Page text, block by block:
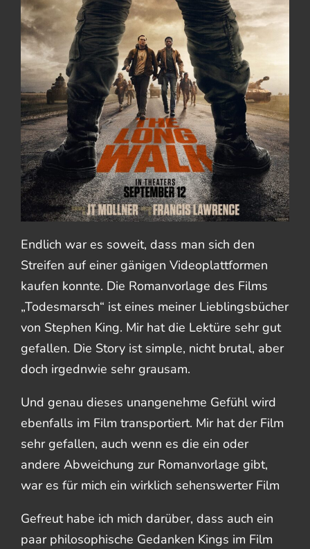
Endlich war es soweit, dass man sich den
Streifen auf einer gänigen Videoplattformen
kaufen konnte. Die Romanvorlage des Films
„Todesmarsch“ ist eines meiner Lieblingsbücher
von Stephen King. Mir hat die Lektüre sehr gut
gefallen. Die Story ist simple, nicht brutal, aber
doch irgednwie sehr grausam.
Und genau dieses unangenehme Gefühl wird
ebenfalls im Film transportiert. Mir hat der Film
sehr gefallen, auch wenn es die ein oder
andere Abweichung zur Romanvorlage gibt,
war es für mich ein wirklich sehenswerter Film
Gefreut habe ich mich darüber, dass auch ein
paar philosophische Gedanken Kings im Film